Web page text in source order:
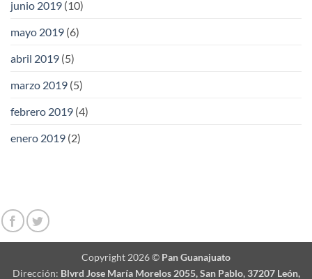
junio 2019 (10)
mayo 2019 (6)
abril 2019 (5)
marzo 2019 (5)
febrero 2019 (4)
enero 2019 (2)
Copyright 2026 © Pan Guanajuato
Dirección: Blvrd Jose María Morelos 2055, San Pablo, 37207 León,